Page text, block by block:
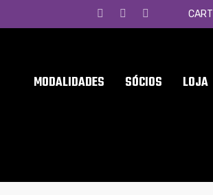
CART
MODALIDADES SÓCIOS LOJA